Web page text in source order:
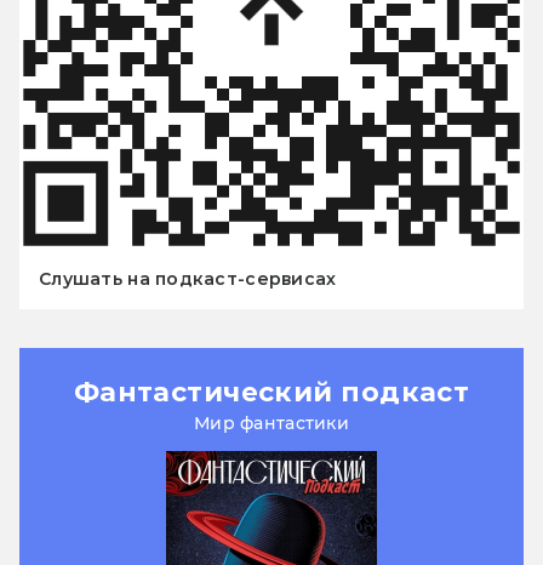
Слушать на подкаст-сервисах
Фантастический подкаст
Мир фантастики